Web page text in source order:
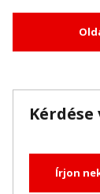
Kérdése
Írjon